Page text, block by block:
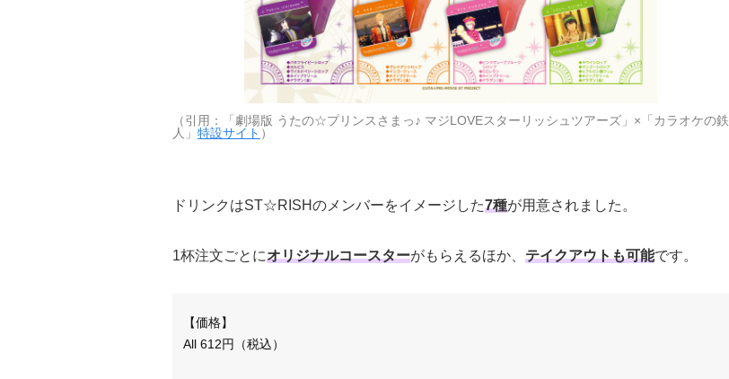
（引用：「劇場版 うたの☆プリンスさまっ♪ マジLOVEスターリッシュツアーズ」×「カラオケの鉄
人」 特設サイト ）
ドリンクはST☆RISHのメンバーをイメージした7種が用意されました。
1杯注文ごとにオリジナルコースターがもらえるほか、 テイクアウトも可能です。
【価格】
All 612円（税込）